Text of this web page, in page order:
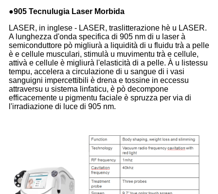
●905 Tecnulugia Laser Morbida
LASER, in inglese - LASER, traslitterazione hè u LASER.
A lunghezza d'onda specifica di 905 nm di u laser à
semiconduttore pò migliurà a liquidità di u fluidu trà a pelle
è e cellule musculari, stimulà u muvimentu trà e cellule,
attivà e cellule è migliurà l'elasticità di a pelle. À u listessu
tempu, accelera a circulazione di u sangue di i vasi
sanguigni impercettibili è drena e tossine in eccessu
attraversu u sistema linfaticu, è pò decompone
efficacemente u pigmentu faciale è spruzza per via di
l'irradiazione di luce di 905 nm.